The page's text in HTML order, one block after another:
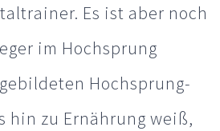
Es ist aber noch
im Hochsprung
Hochsprung-
hin zu Ernährung weiß,